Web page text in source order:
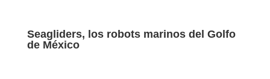
Seagliders, los robots marinos del Golfo
de México